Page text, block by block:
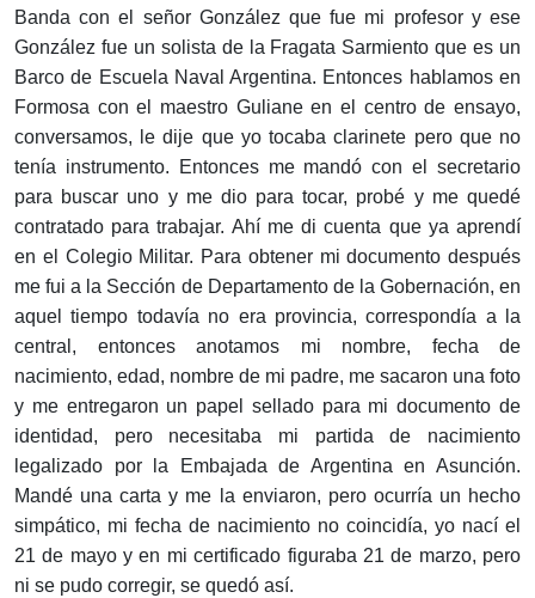
Banda con el señor González que fue mi profesor y ese
González fue un solista de la Fragata Sarmiento que es un
Barco de Escuela Naval Argentina. Entonces hablamos en
Formosa con el maestro Guliane en el centro de ensayo,
conversamos, le dije que yo tocaba clarinete pero que no
tenía instrumento. Entonces me mandó con el secretario
para buscar uno y me dio para tocar, probé y me quedé
contratado para trabajar. Ahí me di cuenta que ya aprendí
en el Colegio Militar. Para obtener mi documento después
me fui a la Sección de Departamento de la Gobernación, en
aquel tiempo todavía no era provincia, correspondía a la
central, entonces anotamos mi nombre, fecha de
nacimiento, edad, nombre de mi padre, me sacaron una foto
y me entregaron un papel sellado para mi documento de
identidad, pero necesitaba mi partida de nacimiento
legalizado por la Embajada de Argentina en Asunción.
Mandé una carta y me la enviaron, pero ocurría un hecho
simpático, mi fecha de nacimiento no coincidía, yo nací el
21 de mayo y en mi certificado figuraba 21 de marzo, pero
ni se pudo corregir, se quedó así.